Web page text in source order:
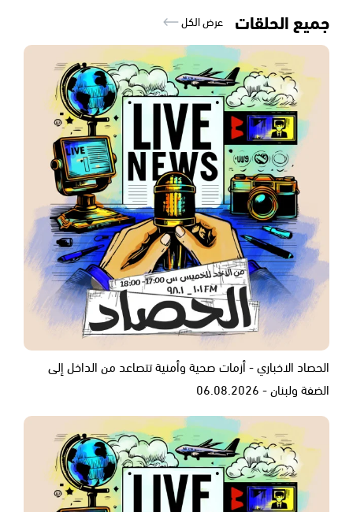
جميع الحلقات عرض الكل
الحصاد الاخباري - أزمات صحية وأمنية تتصاعد من الداخل إلى
الضفة ولبنان - 06.08.2026